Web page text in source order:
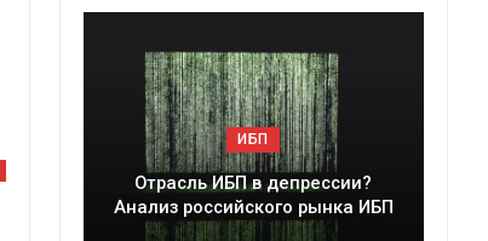
ИБП
Отрасль ИБП в депрессии?
Анализ российского рынка ИБП